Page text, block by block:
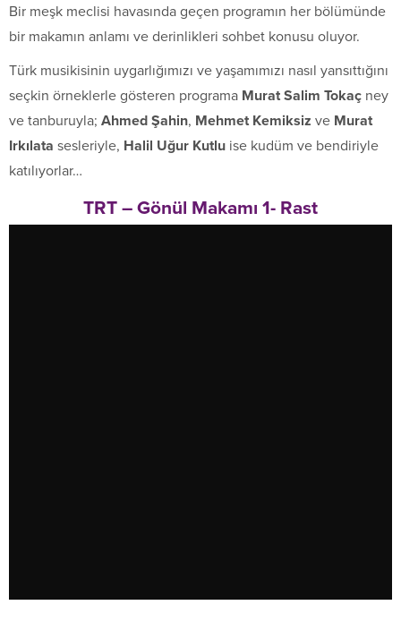
Bir meşk meclisi havasında geçen programın her bölümünde
bir makamın anlamı ve derinlikleri sohbet konusu oluyor.
Türk musikisinin uygarlığımızı ve yaşamımızı nasıl yansıttığını
seçkin örneklerle gösteren programa Murat Salim Tokaç ney
ve tanburuyla; Ahmed Şahin, Mehmet Kemiksiz ve Murat
Irkılata sesleriyle, Halil Uğur Kutlu ise kudüm ve bendiriyle
katılıyorlar…
TRT – Gönül Makamı 1- Rast